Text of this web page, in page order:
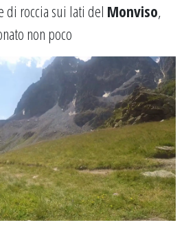
di roccia sui lati del Monviso,
non poco